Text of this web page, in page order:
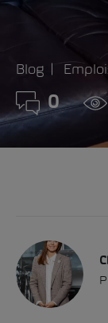
Blog
0